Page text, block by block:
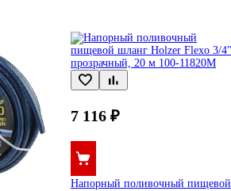
7 116 ₽
Напорный поливочный пищевой